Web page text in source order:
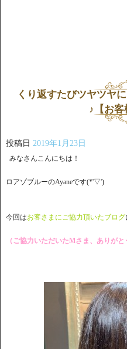
くり返すたびツヤツヤ
♪【お客
投稿日 2019年1月23日
みなさんこんにちは！
ロアゾブルーのAyaneです(*'▽')
今回はお客さまにご協力頂いたブログ
（ご協力いただいたMさま、ありがと